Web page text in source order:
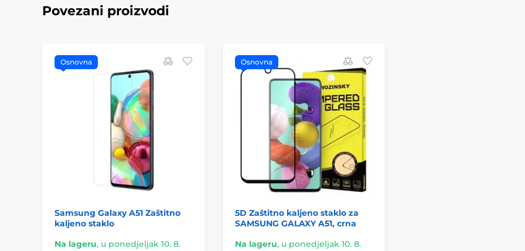
Povezani proizvodi
Osnovna
Samsung Galaxy A51 Zaštitno
kaljeno staklo
Na lageru, u ponedjeljak 10. 8.
Osnovna
5D Zaštitno kaljeno staklo za
SAMSUNG GALAXY A51, crna
Na lageru, u ponedjeljak 10. 8.